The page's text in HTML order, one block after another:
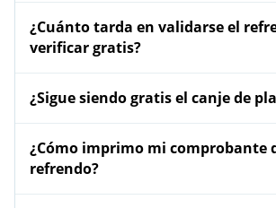
¿Cuánto tarda en validarse el
verificar gratis?
¿Sigue siendo gratis el canje de
¿Cómo imprimo mi comprobante
refrendo?